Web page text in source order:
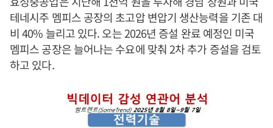
테네시주 멤피스 공장의 초고압 변압기 생산능력을 기존 대
비 40% 늘리고 있다. 오는 2026년 증설 완료 예정인 미국
멤피스 공장은 늘어나는 수요에 맞춰 2차 추가 증설을 검토
하고 있다.